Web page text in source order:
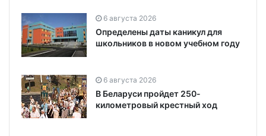
6 августа 2026
Определены даты каникул для
школьников в новом учебном году
6 августа 2026
В Беларуси пройдет 250-
километровый крестный ход